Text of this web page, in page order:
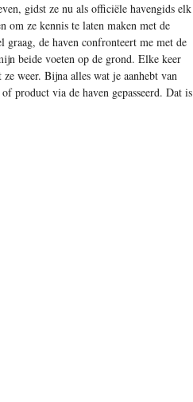
gidst ze nu als officiële havengids elk
om ze kennis te laten maken met de
graag, de haven confronteert me met de
beide voeten op de grond. Elke keer
weer. Bijna alles wat je aanhebt van
product via de haven gepasseerd. Dat is